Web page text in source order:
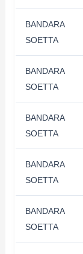
BANDARA
SOETTA
BANDARA
SOETTA
BANDARA
SOETTA
BANDARA
SOETTA
BANDARA
SOETTA